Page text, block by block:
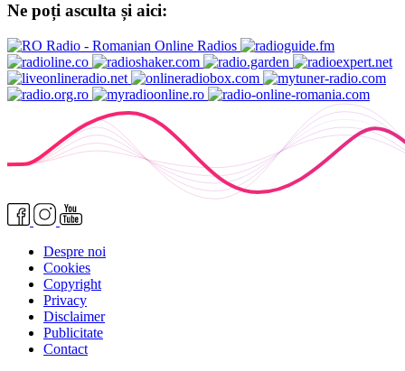
Ne poți asculta și aici:
Despre noi
Cookies
Copyright
Privacy
Disclaimer
Publicitate
Contact